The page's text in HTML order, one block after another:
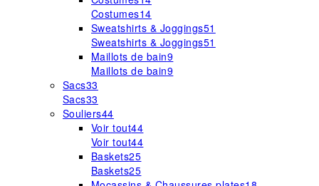
Costumes14
Sweatshirts & Joggings51
Sweatshirts & Joggings51
Maillots de bain9
Maillots de bain9
Sacs33
Sacs33
Souliers44
Voir tout44
Voir tout44
Baskets25
Baskets25